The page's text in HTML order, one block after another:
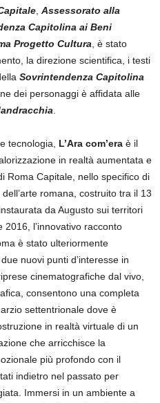
Assessorato alla
Capitolina ai Beni
Progetto Cultura , è stato
la direzione scientifica, i testi
Sovrintendenza Capitolina
dei personaggi è affidata alle
tecnologia, L’Ara com’era è il
in realtà aumentata e
Roma Capitale, nello specifico di
romana, costruito tra il 13
da Augusto sui territori
2016, l’innovativo racconto
è stato ulteriormente
nuovi punti d’interesse in
cinematografiche dal vivo,
consentono una completa
settentrionale dove è
in realtà virtuale di un
che arricchisce la
più profondo con il
indietro nel passato per
Immersi in un ambiente a